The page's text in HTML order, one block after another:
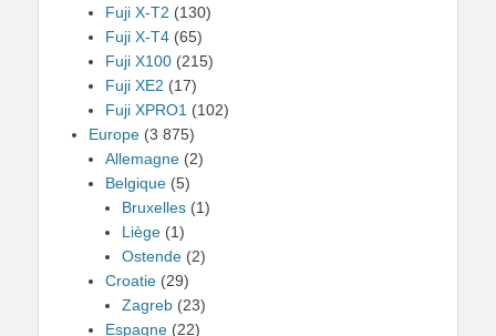
Fuji X-T2 (130)
Fuji X-T4 (65)
Fuji X100 (215)
Fuji XE2 (17)
Fuji XPRO1 (102)
Europe (3 875)
Allemagne (2)
Belgique (5)
Bruxelles (1)
Liège (1)
Ostende (2)
Croatie (29)
Zagreb (23)
Espagne (22)